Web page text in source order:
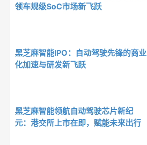
领车规级SoC市场新飞跃
黑芝麻智能IPO：自动驾驶先锋的商业
化加速与研发新飞跃
黑芝麻智能领航自动驾驶芯片新纪
元：港交所上市在即，赋能未来出行